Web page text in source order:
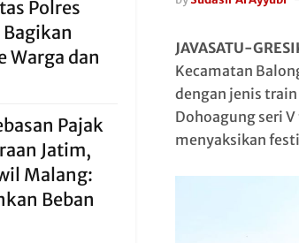
JAVASATU-
Kecamatan
dengan jenis
Dohoagung seri
menyaksikan
Polres
Warga dan
Pajak
Jatim,
Malang:
Beban